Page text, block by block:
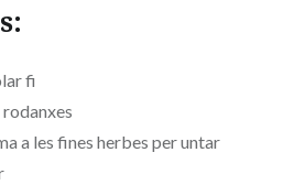
fi
a les fines herbes per untar